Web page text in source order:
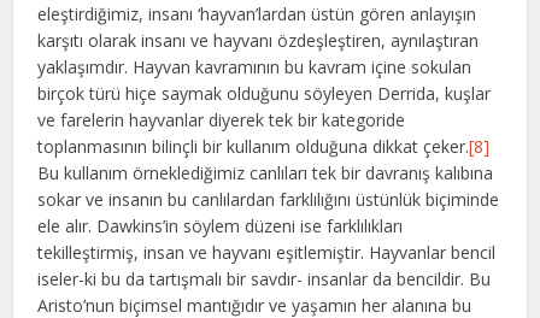
eleştirdiğimiz, insanı ‘hayvan’lardan üstün gören anlayışın
karşıtı olarak insanı ve hayvanı özdeşleştiren, aynılaştıran
yaklaşımdır. Hayvan kavramının bu kavram içine sokulan
birçok türü hiçe saymak olduğunu söyleyen Derrida, kuşlar
ve farelerin hayvanlar diyerek tek bir kategoride
toplanmasının bilinçli bir kullanım olduğuna dikkat çeker.[8]
Bu kullanım örneklediğimiz canlıları tek bir davranış kalıbına
sokar ve insanın bu canlılardan farklılığını üstünlük biçiminde
ele alır. Dawkins’in söylem düzeni ise farklılıkları
tekilleştirmiş, insan ve hayvanı eşitlemiştir. Hayvanlar bencil
iseler-ki bu da tartışmalı bir savdır- insanlar da bencildir. Bu
Aristo’nun biçimsel mantığıdır ve yaşamın her alanına bu